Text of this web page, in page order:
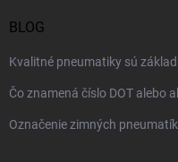
BLOG
Kvalitné pneumatiky sú základ
Čo znamená číslo DOT alebo
Označenie zimných